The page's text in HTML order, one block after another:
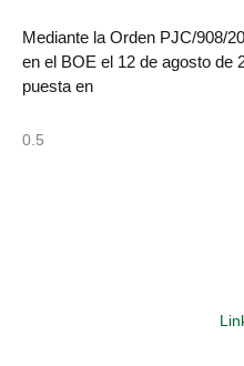
Mediante la Orden PJC/908/
en el BOE el 12 de agosto de
puesta en